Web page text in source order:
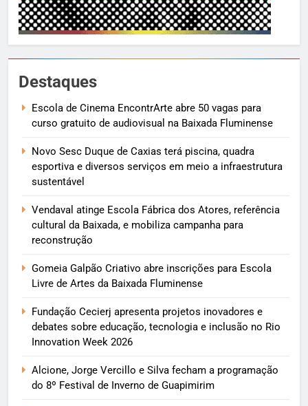
Destaques
Escola de Cinema EncontrArte abre 50 vagas para
curso gratuito de audiovisual na Baixada Fluminense
Novo Sesc Duque de Caxias terá piscina, quadra
esportiva e diversos serviços em meio a infraestrutura
sustentável
Vendaval atinge Escola Fábrica dos Atores, referência
cultural da Baixada, e mobiliza campanha para
reconstrução
Gomeia Galpão Criativo abre inscrições para Escola
Livre de Artes da Baixada Fluminense
Fundação Cecierj apresenta projetos inovadores e
debates sobre educação, tecnologia e inclusão no Rio
Innovation Week 2026
Alcione, Jorge Vercillo e Silva fecham a programação
do 8º Festival de Inverno de Guapimirim